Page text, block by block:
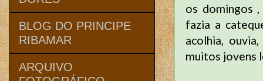
os domingos
fazia a
acolhia,
muitos jovens
BLOG DO PRINCIPE
RIBAMAR
ARQUIVO